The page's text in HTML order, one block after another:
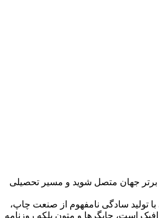
برتر جهان متصل شوید و مسیر تحصیلی
تولید سادگی نامفهوم از صنعت چاپ،
است، چاپگرها و متون بلکه روزنامه